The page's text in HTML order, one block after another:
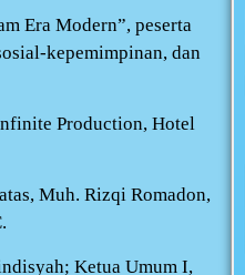
Era Modern”, peserta
kepemimpinan, dan
Production, Hotel
Muh. Rizqi Romadon,
Ketua Umum I,